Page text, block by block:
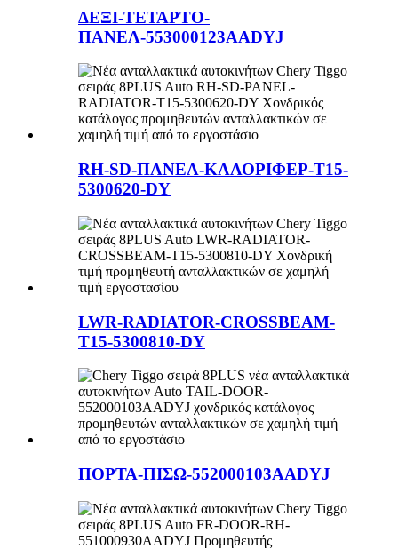
ΔΕΞΙ-ΤΕΤΑΡΤΟ-
ΠΑΝΕΛ-553000123AADYJ
RH-SD-ΠΑΝΕΛ-ΚΑΛΟΡΙΦΕΡ-T15-
5300620-DY
LWR-RADIATOR-CROSSBEAM-
T15-5300810-DY
ΠΟΡΤΑ-ΠΙΣΩ-552000103AADYJ